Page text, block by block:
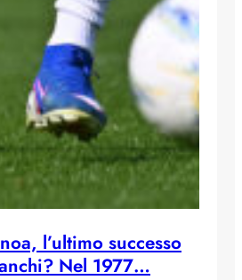
l’ultimo successo
Nel 1977…